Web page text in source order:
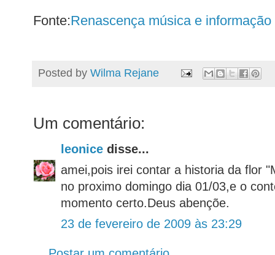
Fonte:Renascença música e informação
Posted by Wilma Rejane
Um comentário:
leonice disse...
amei,pois irei contar a historia da flor
no proximo domingo dia 01/03,e o
momento certo.Deus abençõe.
23 de fevereiro de 2009 às 23:29